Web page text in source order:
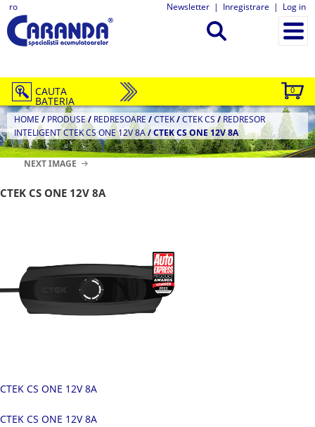
ro Newsletter | Inregistrare | Log in
0
CAUTA
BATERIA
HOME / PRODUSE/ REDRESOARE /CTEK/CTEK CS /REDRESOR
INTELIGENT CTEK CS ONE 12V 8A/CTEK CS ONE 12V 8A
NEXT IMAGE
CTEK CS ONE 12V 8A
CTEK CS ONE 12V 8A
CTEK CS ONE 12V 8A